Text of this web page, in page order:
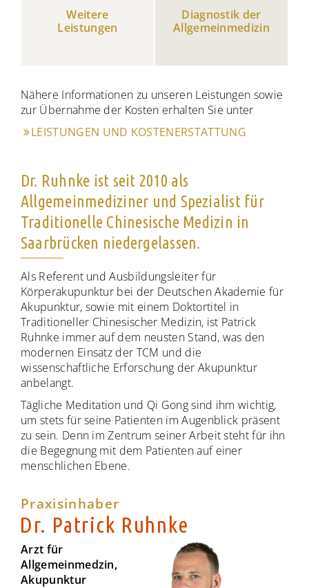
Weitere
Leistungen
Diagnostik der
Allgemeinmedizin
Nähere Informationen zu unseren Leistungen sowie
zur Übernahme der Kosten erhalten Sie unter
LEISTUNGEN UND KOSTENERSTATTUNG
Dr. Ruhnke ist seit 2010 als
Allgemeinmediziner und Spezialist für
Traditionelle Chinesische Medizin in
Saarbrücken niedergelassen.
Als Referent und Ausbildungsleiter für
Körperakupunktur bei der Deutschen Akademie für
Akupunktur, sowie mit einem Doktortitel in
Traditioneller Chinesischer Medizin, ist Patrick
Ruhnke immer auf dem neusten Stand, was den
modernen Einsatz der TCM und die
wissenschaftliche Erforschung der Akupunktur
anbelangt.
Tägliche Meditation und Qi Gong sind ihm wichtig,
um stets für seine Patienten im Augenblick präsent
zu sein. Denn im Zentrum seiner Arbeit steht für ihn
die Begegnung mit dem Patienten auf einer
menschlichen Ebene.
Praxisinhaber
Dr. Patrick Ruhnke
Arzt für
Allgemeinmedzin,
Akupunktur